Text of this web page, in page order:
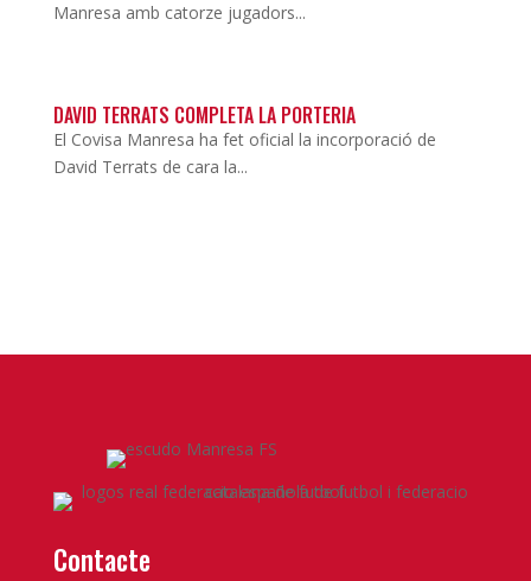
Manresa amb catorze jugadors...
DAVID TERRATS COMPLETA LA PORTERIA
El Covisa Manresa ha fet oficial la incorporació de
David Terrats de cara la...
Contacte